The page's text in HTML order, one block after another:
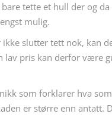
tette et hull der og
mulig.
slutter tett nok, kan
lav pris kan derfor være
som forklarer hva
er større enn